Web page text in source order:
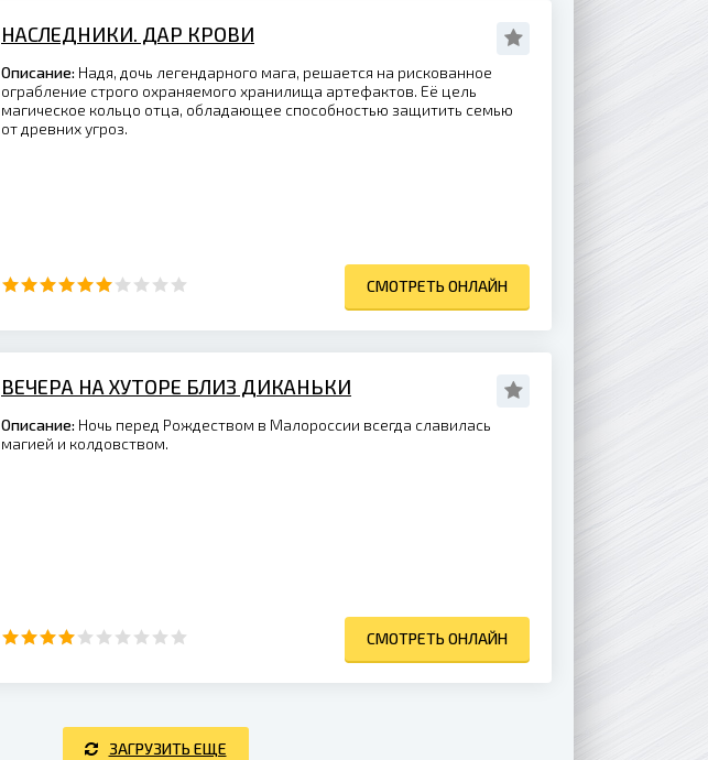
НАСЛЕДНИКИ. ДАР КРОВИ
Описание: Надя, дочь легендарного мага, решается на рискованное
ограбление строго охраняемого хранилища артефактов. Её цель
магическое кольцо отца, обладающее способностью защитить семью
от древних угроз.
СМОТРЕТЬ ОНЛАЙН
ВЕЧЕРА НА ХУТОРЕ БЛИЗ ДИКАНЬКИ
Описание: Ночь перед Рождеством в Малороссии всегда славилась
магией и колдовством.
СМОТРЕТЬ ОНЛАЙН
ЗАГРУЗИТЬ ЕЩЕ